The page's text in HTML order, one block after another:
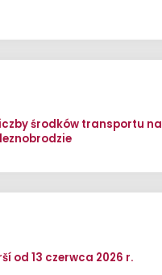
środków transportu na
od 13 czerwca 2026 r.